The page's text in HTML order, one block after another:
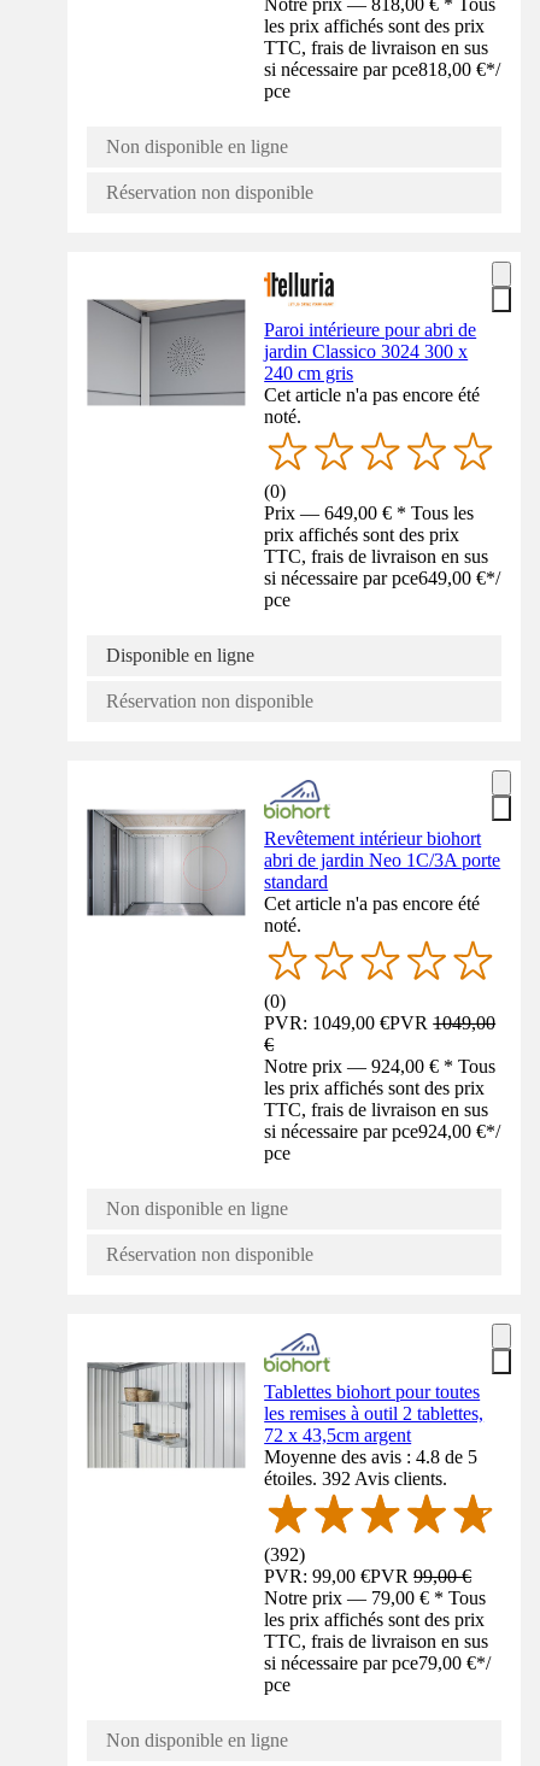
les prix affichés sont des prix
TTC, frais de livraison en sus
si nécessaire par pce818,00 €*/
pce
Non disponible en ligne
Réservation non disponible
Paroi intérieure pour abri de
jardin Classico 3024 300 x
240 cm gris
Cet article n'a pas encore été
noté.
(0)
Prix — 649,00 € * Tous les
prix affichés sont des prix
TTC, frais de livraison en sus
si nécessaire par pce649,00 €*/
pce
Disponible en ligne
Réservation non disponible
Revêtement intérieur biohort
abri de jardin Neo 1C/3A porte
standard
Cet article n'a pas encore été
noté.
(0)
PVR: 1049,00 €PVR1049,00
€
Notre prix — 924,00 € * Tous
les prix affichés sont des prix
TTC, frais de livraison en sus
si nécessaire par pce924,00 €*/
pce
Non disponible en ligne
Réservation non disponible
Tablettes biohort pour toutes
les remises à outil 2 tablettes,
72 x 43,5cm argent
Moyenne des avis : 4.8 de 5
étoiles. 392 Avis clients.
(392)
PVR: 99,00 €PVR99,00 €
Notre prix — 79,00 € * Tous
les prix affichés sont des prix
TTC, frais de livraison en sus
si nécessaire par pce79,00 €*/
pce
Non disponible en ligne